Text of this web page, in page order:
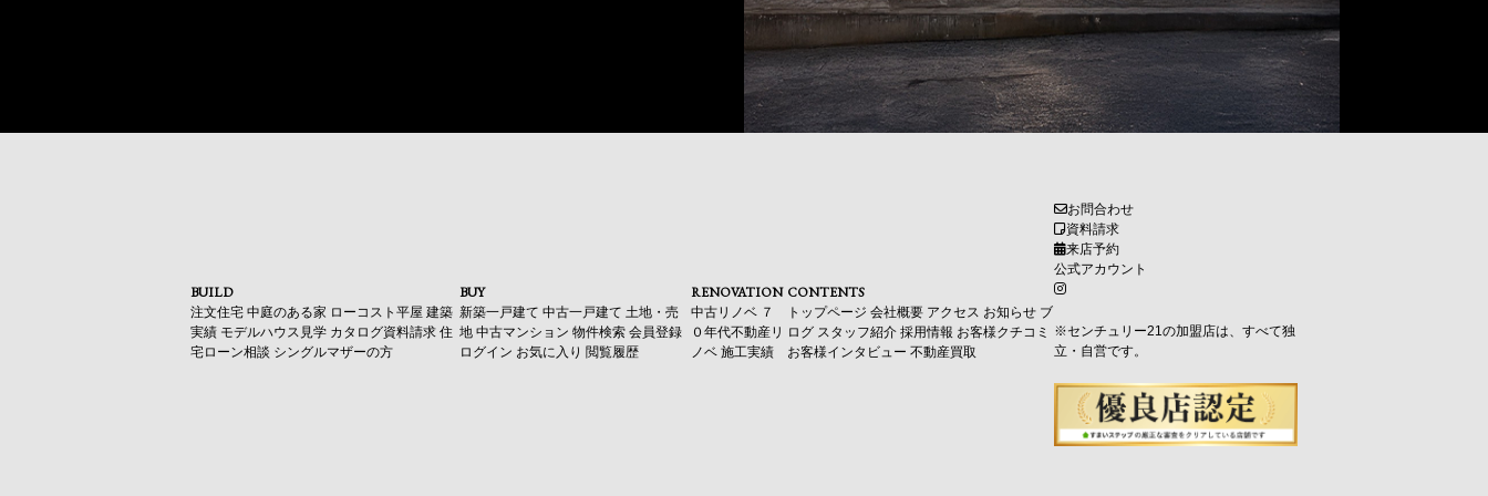
BUILD
注文住宅 中庭のある家 ローコスト平屋 建築
実績 モデルハウス見学 カタログ資料請求 住
宅ローン相談 シングルマザーの方
BUY
新築一戸建て 中古一戸建て 土地・売
地 中古マンション 物件検索 会員登録
ログイン お気に入り 閲覧履歴
RENOVATION
中古リノベ ７
０年代不動産リ
ノベ 施工実績
CONTENTS
トップページ 会社概要 アクセス お知らせ ブ
ログ スタッフ紹介 採用情報 お客様クチコミ
お客様インタビュー 不動産買取
お問合わせ
資料請求
来店予約
公式アカウント
※センチュリー21の加盟店は、すべて独
立・自営です。